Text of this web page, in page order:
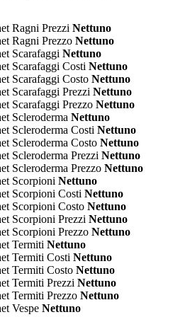
Ragni Prezzi Nettuno
Ragni Prezzo Nettuno
Scarafaggi Nettuno
Scarafaggi Costi Nettuno
Scarafaggi Costo Nettuno
Scarafaggi Prezzi Nettuno
Scarafaggi Prezzo Nettuno
Scleroderma Nettuno
Scleroderma Costi Nettuno
Scleroderma Costo Nettuno
Scleroderma Prezzi Nettuno
Scleroderma Prezzo Nettuno
Scorpioni Nettuno
Scorpioni Costi Nettuno
Scorpioni Costo Nettuno
Scorpioni Prezzi Nettuno
Scorpioni Prezzo Nettuno
Termiti Nettuno
Termiti Costi Nettuno
Termiti Costo Nettuno
Termiti Prezzi Nettuno
Termiti Prezzo Nettuno
Vespe Nettuno